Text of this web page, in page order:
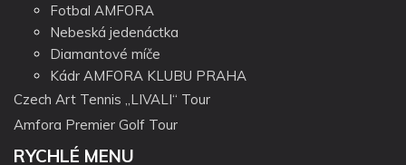
Fotbal AMFORA
Nebeská jedenáctka
Diamantové míče
Kádr AMFORA KLUBU PRAHA
Czech Art Tennis „LIVALI“ Tour
Amfora Premier Golf Tour
RYCHLÉ MENU